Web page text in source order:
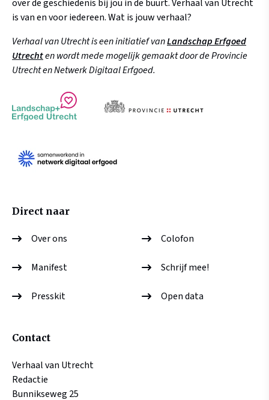
over de geschiedenis bij jou in de buurt. Verhaal van Utrecht
is van en voor iedereen. Wat is jouw verhaal?
Verhaal van Utrecht is een initiatief vanLandschap Erfgoed
Utrechten wordt mede mogelijk gemaakt door de Provincie
Utrecht en Netwerk Digitaal Erfgoed.
Direct naar
Over ons Colofon
Manifest Schrijf mee!
Presskit Open data
Contact
Verhaal van Utrecht
Redactie
Bunnikseweg 25